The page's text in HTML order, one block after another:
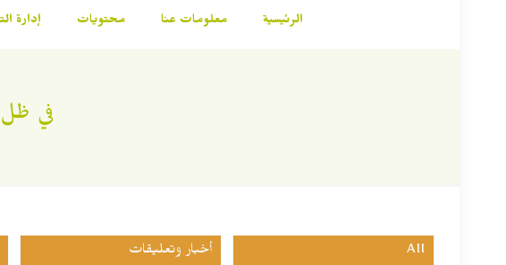
الرئيسية معلومات عنا محتويات إدارة
في
All أخبار وتعليقات